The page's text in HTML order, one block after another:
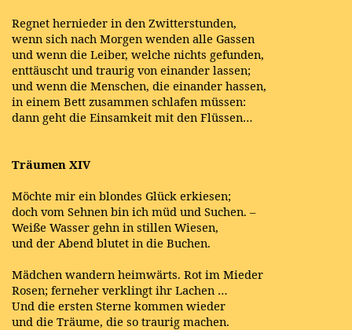
Regnet hernieder in den Zwitterstunden,
wenn sich nach Morgen wenden alle Gassen
und wenn die Leiber, welche nichts gefunden,
enttäuscht und traurig von einander lassen;
und wenn die Menschen, die einander hassen,
in einem Bett zusammen schlafen müssen:
dann geht die Einsamkeit mit den Flüssen…
Träumen XIV
Möchte mir ein blondes Glück erkiesen;
doch vom Sehnen bin ich müd und Suchen. –
Weiße Wasser gehn in stillen Wiesen,
und der Abend blutet in die Buchen.
Mädchen wandern heimwärts. Rot im Mieder
Rosen; ferneher verklingt ihr Lachen …
Und die ersten Sterne kommen wieder
und die Träume, die so traurig machen.